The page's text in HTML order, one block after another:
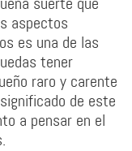
aspectos
es una de las
tener
raro y carente
de este
a pensar en el